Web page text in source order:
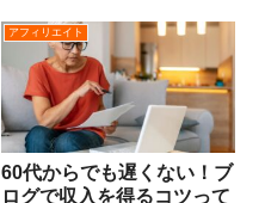
じゃないかしら…。そんな方にお
勧めなのが、アフィリエイトで
す。アフィリエイトとは、インタ
ーネット上で他人の商品やサー...
アフィリエイト
60代からでも遅くない！ブ
ログで収入を得るコツって